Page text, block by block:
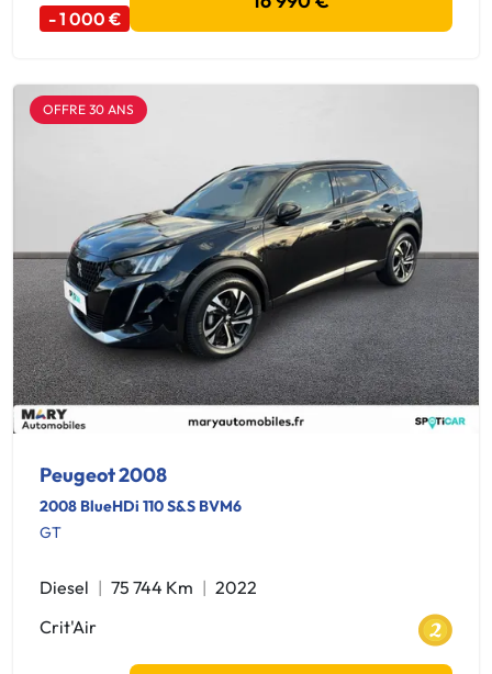
- 1 000 €
OFFRE 30 ANS
Peugeot 2008
2008 BlueHDi 110 S&S BVM6
GT
Diesel 75 744 Km
2022
Crit'Air